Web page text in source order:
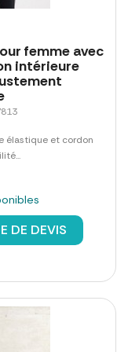
femme avec
intérieure
élastique et cordon
DE DEVIS